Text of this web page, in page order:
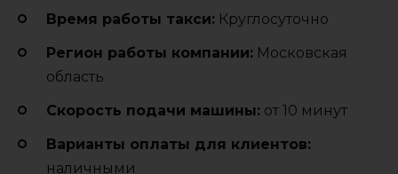
Время работы такси: Круглосуточно
Регион работы компании: Московская
область
Cкорость подачи машины: от 10 минут
Варианты оплаты для клиентов:
наличными